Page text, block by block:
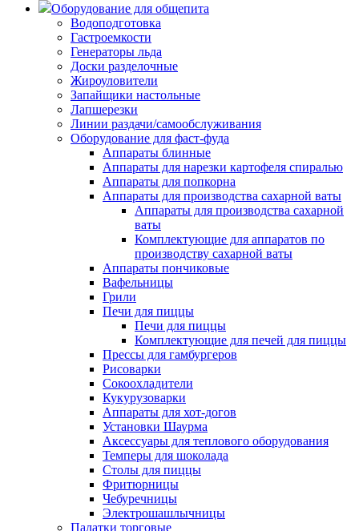
Оборудование для общепита
Водоподготовка
Гастроемкости
Генераторы льда
Доски разделочные
Жироуловители
Запайщики настольные
Лапшерезки
Линии раздачи/самообслуживания
Оборудование для фаст-фуда
Аппараты блинные
Аппараты для нарезки картофеля спиралью
Аппараты для попкорна
Аппараты для производства сахарной ваты
Аппараты для производства сахарной
ваты
Комплектующие для аппаратов по
производству сахарной ваты
Аппараты пончиковые
Вафельницы
Грили
Печи для пиццы
Печи для пиццы
Комплектующие для печей для пиццы
Прессы для гамбургеров
Рисоварки
Сокоохладители
Кукурузоварки
Аппараты для хот-догов
Установки Шаурма
Аксессуары для теплового оборудования
Темперы для шоколада
Столы для пиццы
Фритюрницы
Чебуречницы
Электрошашлычницы
Палатки торговые